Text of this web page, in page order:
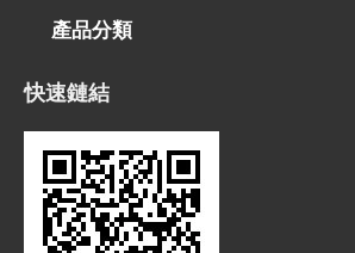
產品分類
快速鏈結